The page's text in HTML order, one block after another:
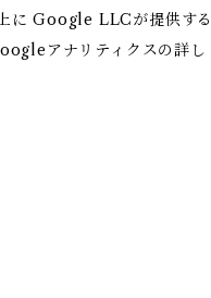
に Google LLCが提供する
アナリティクスの詳し